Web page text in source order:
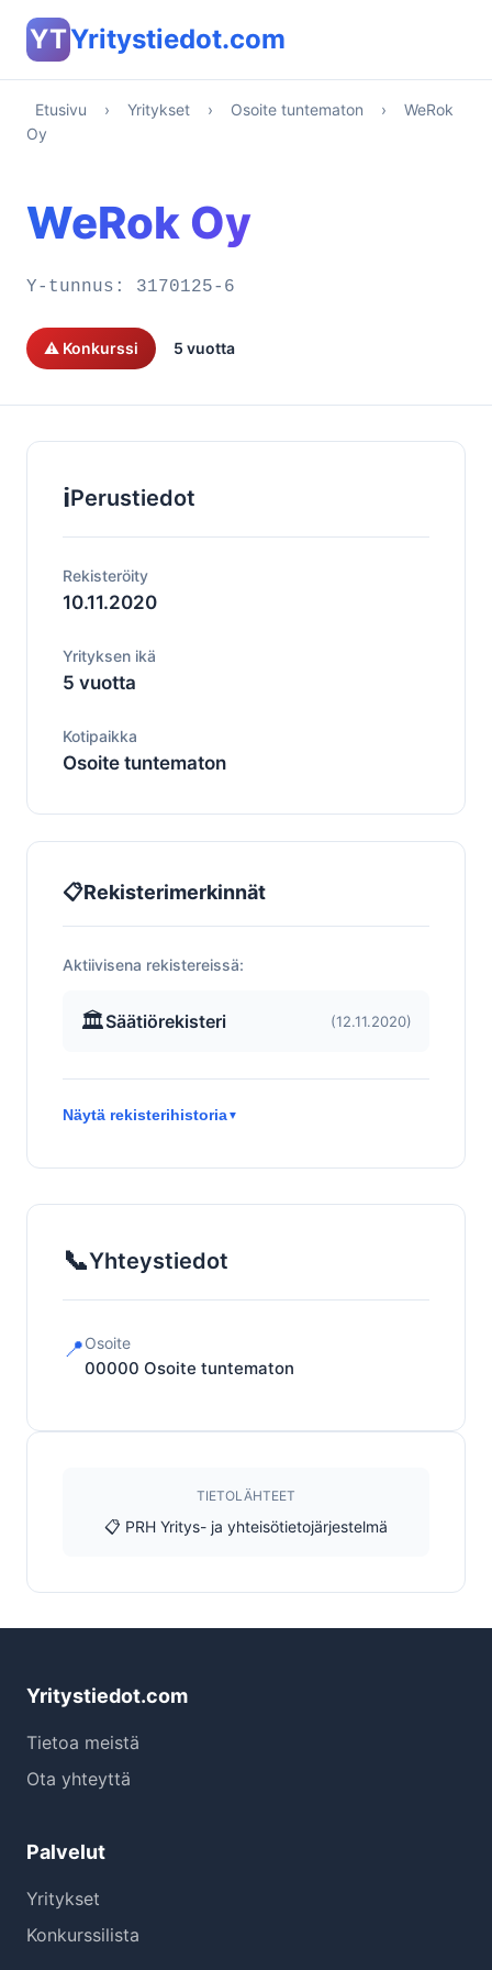
YTYritystiedot.com
Etusivu › Yritykset › Osoite tuntematon ›
WeRok
Oy
WeRok Oy
Y-tunnus: 3170125-6
⚠️ Konkurssi 5 vuotta
ℹ️Perustiedot
Rekisteröity
10.11.2020
Yrityksen ikä
5 vuotta
Kotipaikka
Osoite tuntematon
📋Rekisterimerkinnät
Aktiivisena rekistereissä:
🏛️Säätiörekisteri (12.11.2020)
Näytä rekisterihistoria▼
📞Yhteystiedot
📍Osoite
00000 Osoite tuntematon
TIETOLÄHTEET
📋 PRH Yritys- ja yhteisötietojärjestelmä
Yritystiedot.com
Tietoa meistä
Ota yhteyttä
Palvelut
Yritykset
Konkurssilista